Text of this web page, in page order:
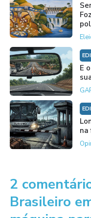
E
na
2
Brasileiro